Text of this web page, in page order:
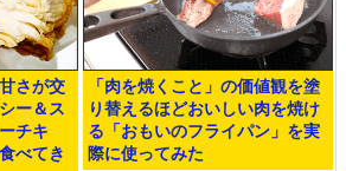
さが交
ー＆ス
チキ
べてき
「肉を焼くこと」の価値観を塗
り替えるほどおいしい肉を焼け
る「おもいのフライパン」を実
際に使ってみた